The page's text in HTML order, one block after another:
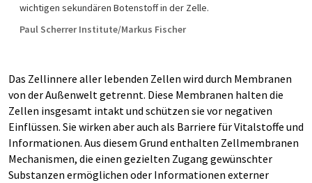
wichtigen sekundären Botenstoff in der Zelle.
Paul Scherrer Institute/Markus Fischer
Das Zellinnere aller lebenden Zellen wird durch Membranen
von der Außenwelt getrennt. Diese Membranen halten die
Zellen insgesamt intakt und schützen sie vor negativen
Einflüssen. Sie wirken aber auch als Barriere für Vitalstoffe und
Informationen. Aus diesem Grund enthalten Zellmembranen
Mechanismen, die einen gezielten Zugang gewünschter
Substanzen ermöglichen oder Informationen externer